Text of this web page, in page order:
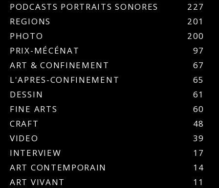
PODCASTS PORTRAITS SONORES
227
REGIONS
201
PHOTO
200
PRIX-MÉCÉNAT
97
ART & CONFINEMENT
67
L'APRES-CONFINEMENT
65
DESSIN
61
FINE ARTS
60
CRAFT
48
VIDEO
39
INTERVIEW
17
ART CONTEMPORAIN
14
ART VIVANT
11